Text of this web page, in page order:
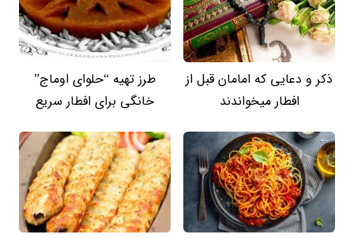
ذکر و دعایی که امامان قبل از
افطار میخواندند
طرز تهیه “حلوای اوماج”
خانگی برای افطار سریع